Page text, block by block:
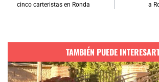
cinco carteristas en Ronda
a
TAMBIÉN PUEDE